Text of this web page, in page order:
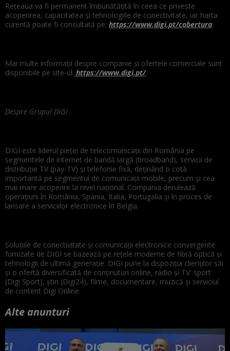
Rețeaua va fi permanent îmbunătățită în ceea ce privește
acoperirea, capacitatea și tehnologiile de conectivitate, iar harta
curentă poate fi consultată pe: https://www.digi.pt/cobertura.
Mai multe informații despre companie și ofertele comerciale sunt
disponibile pe site-ul: https://www.digi.pt/.
Despre Grupul DIGI
DIGI este liderul pieței de telecomunicații din România pe
segmentele de internet de bandă largă (broadband), servicii de
distribuție TV (pay-TV) și telefonie fixă, deținând o cotă
importantă pe segmentul de comunicații mobile, precum și cea
mai mare acoperire la nivel național. Compania derulează
operațiuni în România, Spania, Italia, Portugalia și în proces de
lansare a serviciilor electronice în Belgia.
Soluțiile de conectivitate și comunicații electronice convergente
furnizate de DIGI se bazează pe rețele moderne de fibră optică și
tehnologii de ultimă generație. DIGI pune la dispoziția clienților săi
și o ofertă diversificată de conținuturi online, radio și TV: sport
(Digi Sport), știri (Digi24), filme, documentare, muzică și serviciul
de content Digi Online.
Alte anunturi